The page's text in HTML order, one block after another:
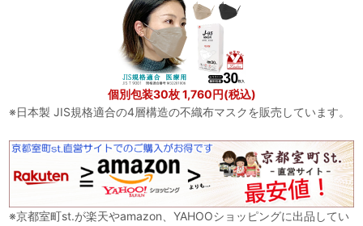
個別包装30枚 1,760円(税込)
※日本製 JIS規格適合の4層構造の不織布マスクを販売しています。
※京都室町st.が楽天やamazon、YAHOOショッピングに出品してい